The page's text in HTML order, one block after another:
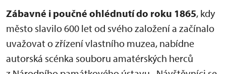
Zábavné i poučné ohlédnutí do roku 1865, kdy
město slavilo 600 let od svého založení a začínalo
uvažovat o zřízení vlastního muzea, nabídne
autorská scénka souboru amatérských herců